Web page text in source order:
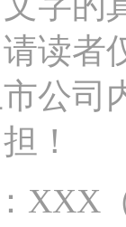
读者
公司
！
XXX